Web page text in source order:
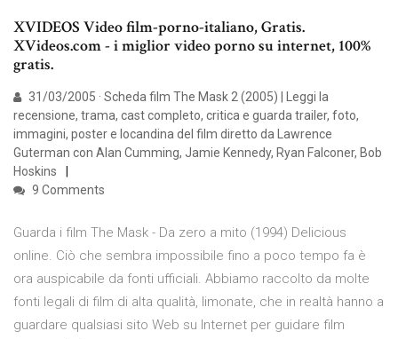
XVIDEOS Video film-porno-italiano, Gratis.
XVideos.com - i miglior video porno su internet, 100%
gratis.
31/03/2005 · Scheda film The Mask 2 (2005) | Leggi la
recensione, trama, cast completo, critica e guarda trailer, foto,
immagini, poster e locandina del film diretto da Lawrence
Guterman con Alan Cumming, Jamie Kennedy, Ryan Falconer, Bob
Hoskins
9 Comments
Guarda i film The Mask - Da zero a mito (1994) Delicious
online. Ciò che sembra impossibile fino a poco tempo fa è
ora auspicabile da fonti ufficiali. Abbiamo raccolto da molte
fonti legali di film di alta qualità, limonate, che in realtà hanno a
guardare qualsiasi sito Web su Internet per guidare film